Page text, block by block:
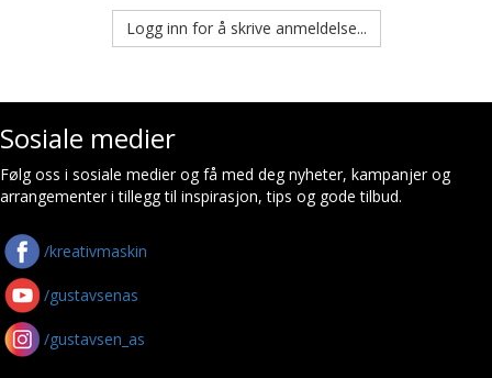
Logg inn for å skrive anmeldelse...
Sosiale medier
Følg oss i sosiale medier og få med deg nyheter, kampanjer og
arrangementer i tillegg til inspirasjon, tips og gode tilbud.
/kreativmaskin
/gustavsenas
/gustavsen_as